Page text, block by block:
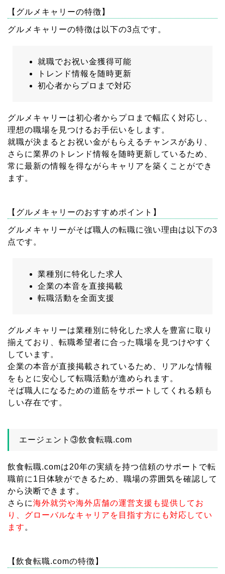
【グルメキャリーの特徴】
グルメキャリーの特徴は以下の3点です。
就職でお祝い金獲得可能
トレンド情報を随時更新
初心者からプロまで対応
グルメキャリーは初心者からプロまで幅広く対応し、
理想の職場を見つけるお手伝いをします。
就職が決まるとお祝い金がもらえるチャンスがあり、
さらに業界のトレンド情報を随時更新しているため、
常に最新の情報を得ながらキャリアを築くことができ
ます。
【グルメキャリーのおすすめポイント】
グルメキャリーがそば職人の転職に強い理由は以下の3
点です。
業種別に特化した求人
企業の本音を直接掲載
転職活動を全面支援
グルメキャリーは業種別に特化した求人を豊富に取り
揃えており、転職希望者に合った職場を見つけやすく
しています。
企業の本音が直接掲載されているため、リアルな情報
をもとに安心して転職活動が進められます。
そば職人になるための道筋をサポートしてくれる頼も
しい存在です。
エージェント③飲食転職.com
飲食転職.comは20年の実績を持つ信頼のサポートで転
職前に1日体験ができるため、職場の雰囲気を確認して
から決断できます。
さらに海外就労や海外店舗の運営支援も提供してお
り、グローバルなキャリアを目指す方にも対応してい
ます 。
【飲食転職.comの特徴】